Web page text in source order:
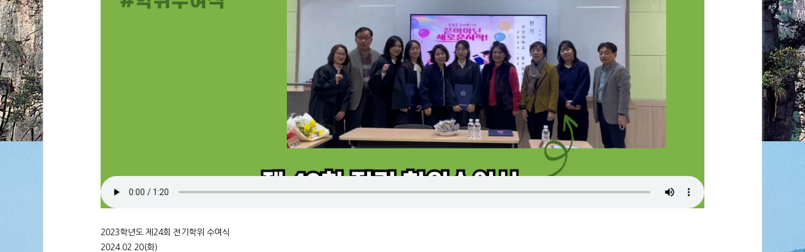
2023학년도 제24회 전기학위 수여식
2024.02.20(화)